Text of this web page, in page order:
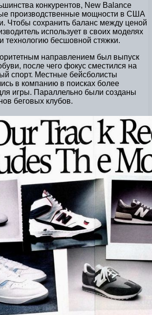
конкурентов, New Balance
производственные мощности в США
Чтобы сохранить баланс между ценой
использует в своих моделях
технологию бесшовной стяжки.
направлением был выпуск
после чего фокус сместился на
спорт. Местные бейсболисты
в компанию в поисках более
игры. Параллельно были созданы
беговых клубов.